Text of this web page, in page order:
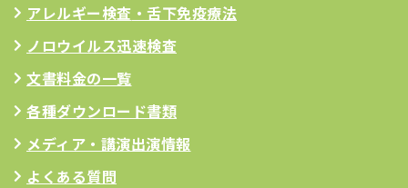
アレルギー検査 ・舌下免疫療法
ノロウイルス迅速検査
文書料金の一覧
各種ダウンロード書類
メディア・講演出演情報
よくある質問